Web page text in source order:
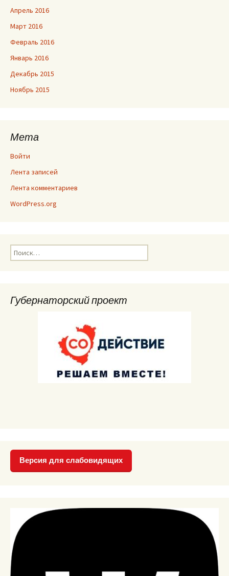
Апрель 2016
Март 2016
Февраль 2016
Январь 2016
Декабрь 2015
Ноябрь 2015
Мета
Войти
Лента записей
Лента комментариев
WordPress.org
Найти:
Губернаторский проект
Версия для слабовидящих